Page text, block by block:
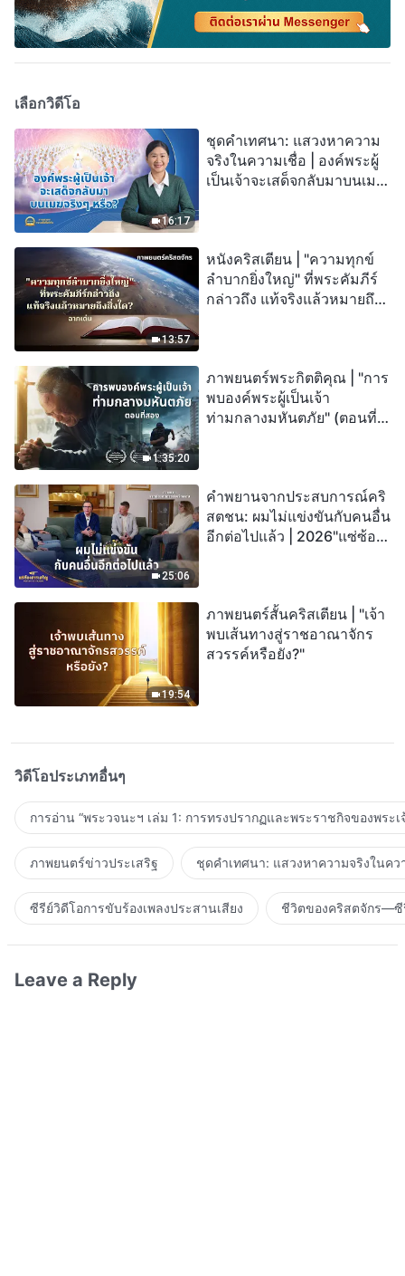
เลือกวิดีโอ
16:17
ชุดคำเทศนา: แสวงหาความ
จริงในความเชื่อ | องค์พระผู้
เป็นเจ้าจะเสด็จกลับมาบนเมฆ
13:57
หนังคริสเตียน | "ความทุกข์
ลำบากยิ่งใหญ่" ที่พระคัมภีร์
กล่าวถึง แท้จริงแล้วหมายถึง
1:35:20
ภาพยนตร์พระกิตติคุณ | "การ
พบองค์พระผู้เป็นเจ้า
ท่ามกลางมหันตภัย" (ตอนที่
25:06
คำพยานจากประสบการณ์คริ
สตชน: ผมไม่แข่งขันกับคนอื่น
อีกต่อไปแล้ว | 2026"แซ่ซ้อง
19:54
ภาพยนตร์สั้นคริสเตียน | "เจ้า
พบเส้นทางสู่ราชอาณาจักร
สวรรค์หรือยัง?"
วิดีโอประเภทอื่นๆ
การอ่าน “พระวจนะฯ เล่ม 1: การทรงปรากฏและพระราชกิจของพระเ
ภาพยนตร์ข่าวประเสริฐ ชุดคำเทศนา: แสวงหาความจริงในคว
ซีรีย์วิดีโอการขับร้องเพลงประสานเสียง ชีวิตของคริสตจักร—ซี
Leave a Reply